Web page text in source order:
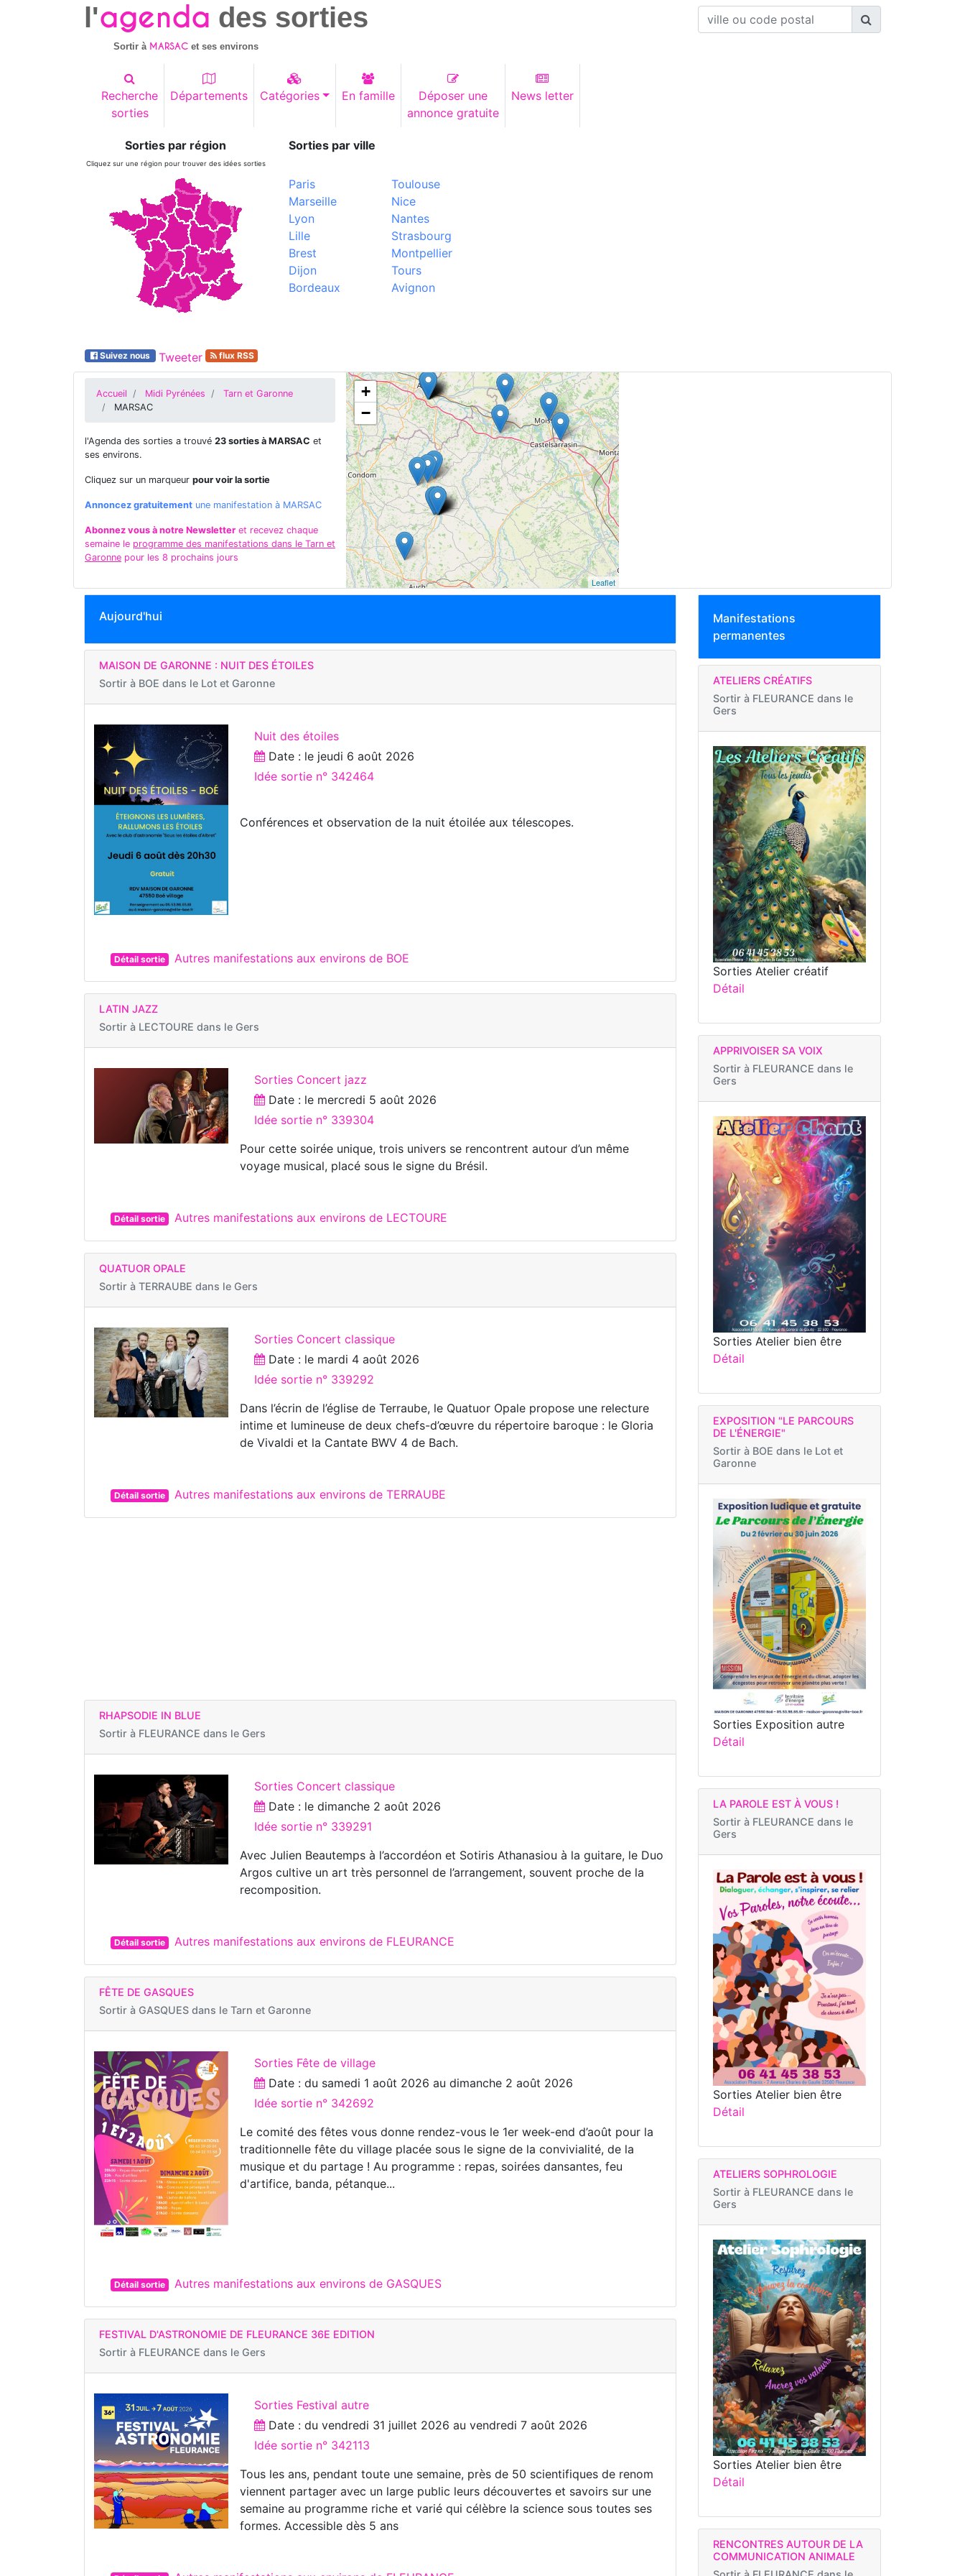
l'agenda des sorties
Sortir à MARSAC et ses environs
Recherche
sorties
Départements Catégories En famille
Déposer une
annonce gratuite
News letter
Sorties par région
Cliquez sur une région pour trouver des idées sorties
Sorties par ville
Paris
Marseille
Lyon
Lille
Brest
Dijon
Bordeaux
Toulouse
Nice
Nantes
Strasbourg
Montpellier
Tours
Avignon
Suivez nous Tweeter flux RSS
Accueil Midi Pyrénées
Tarn et Garonne
MARSAC
l'Agenda des sorties a trouvé 23 sorties à MARSAC et
ses environs.
Cliquez sur un marqueur pour voir la sortie
Annoncez gratuitement une manifestation à MARSAC
Abonnez vous à notre Newsletter et recevez chaque
semaine le programme des manifestations dans le Tarn et
Garonne pour les 8 prochains jours
+
−
Leaflet
Aujourd'hui
MAISON DE GARONNE : NUIT DES ÉTOILES
Sortir à BOE dans le Lot et Garonne
Nuit des étoiles
Date : le jeudi 6 août 2026
Idée sortie n° 342464
Conférences et observation de la nuit étoilée aux télescopes.
Détail sortie Autres manifestations aux environs de BOE
LATIN JAZZ
Sortir à LECTOURE dans le Gers
Sorties Concert jazz
Date : le mercredi 5 août 2026
Idée sortie n° 339304
Pour cette soirée unique, trois univers se rencontrent autour d’un même
voyage musical, placé sous le signe du Brésil.
Détail sortie Autres manifestations aux environs de LECTOURE
QUATUOR OPALE
Sortir à TERRAUBE dans le Gers
Sorties Concert classique
Date : le mardi 4 août 2026
Idée sortie n° 339292
Dans l’écrin de l’église de Terraube, le Quatuor Opale propose une relecture
intime et lumineuse de deux chefs-d’œuvre du répertoire baroque : le Gloria
de Vivaldi et la Cantate BWV 4 de Bach.
Détail sortie Autres manifestations aux environs de TERRAUBE
RHAPSODIE IN BLUE
Sortir à FLEURANCE dans le Gers
Sorties Concert classique
Date : ledimanche 2 août 2026
Idée sortie n° 339291
Avec Julien Beautemps à l’accordéon et Sotiris Athanasiou à la guitare, le Duo
Argos cultive un art très personnel de l’arrangement, souvent proche de la
recomposition.
Détail sortie Autres manifestations aux environs de FLEURANCE
FÊTE DE GASQUES
Sortir à GASQUES dans le Tarn et Garonne
Sorties Fête de village
Date : du samedi 1 août 2026 audimanche 2 août 2026
Idée sortie n° 342692
Le comité des fêtes vous donne rendez-vous le 1er week-end d’août pour la
traditionnelle fête du village placée sous le signe de la convivialité, de la
musique et du partage ! Au programme : repas, soirées dansantes, feu
d'artifice, banda, pétanque...
Détail sortie Autres manifestations aux environs de GASQUES
FESTIVAL D'ASTRONOMIE DE FLEURANCE 36E EDITION
Sortir à FLEURANCE dans le Gers
Sorties Festival autre
Date : duvendredi 31 juillet 2026 auvendredi 7 août 2026
Idée sortie n° 342113
Tous les ans, pendant toute une semaine, près de 50 scientifiques de renom
viennent partager avec un large public leurs découvertes et savoirs sur une
semaine au programme riche et varié qui célèbre la science sous toutes ses
formes. Accessible dès 5 ans
Manifestations
permanentes
ATELIERS CRÉATIFS
Sortir à FLEURANCE dans le
Gers
Sorties Atelier créatif
Détail
APPRIVOISER SA VOIX
Sortir à FLEURANCE dans le
Gers
Sorties Atelier bien être
Détail
EXPOSITION "LE PARCOURS
DE L'ÉNERGIE"
Sortir à BOE dans le Lot et
Garonne
Sorties Exposition autre
Détail
LA PAROLE EST À VOUS !
Sortir à FLEURANCE dans le
Gers
Sorties Atelier bien être
Détail
ATELIERS SOPHROLOGIE
Sortir à FLEURANCE dans le
Gers
Sorties Atelier bien être
Détail
RENCONTRES AUTOUR DE LA
COMMUNICATION ANIMALE